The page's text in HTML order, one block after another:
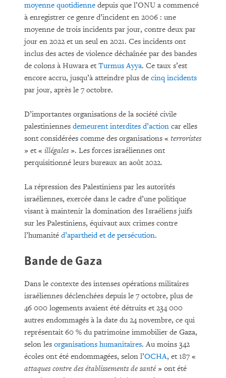
moyenne quotidienne depuis que l’ONU a commencé
à enregistrer ce genre d’incident en 2006 : une
moyenne de trois incidents par jour, contre deux par
jour en 2022 et un seul en 2021. Ces incidents ont
inclus des actes de violence déchaînée par des bandes
de colons à Huwara et Turmus Ayya. Ce taux s’est
encore accru, jusqu’à atteindre plus de cinq incidents
par jour, après le 7 octobre.
D’importantes organisations de la société civile
palestiniennes demeurent interdites d’action car elles
sont considérées comme des organisations « terroristes
» et « illégales». Les forces israéliennes ont
perquisitionné leurs bureaux an août 2022.
La répression des Palestiniens par les autorités
israéliennes, exercée dans le cadre d’une politique
visant à maintenir la domination des Israéliens juifs
sur les Palestiniens, équivaut aux crimes contre
l’humanité d’apartheid et de persécution.
Bande de Gaza
Dans le contexte des intenses opérations militaires
israéliennes déclenchées depuis le 7 octobre, plus de
46 000 logements avaient été détruits et 234 000
autres endommagés à la date du 24 novembre, ce qui
représentait 60 % du patrimoine immobilier de Gaza,
selon les organisations humanitaires. Au moins 342
écoles ont été endommagées, selon l’OCHA, et 187 «
attaques contre des établissements de santé » ont été